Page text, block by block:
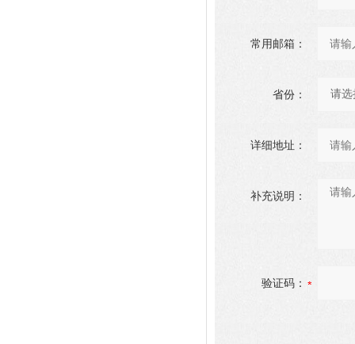
常用邮箱：
省份：
详细地址：
补充说明：
验证码：